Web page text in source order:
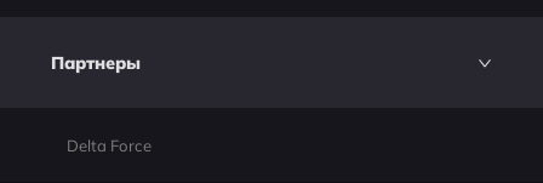
Партнеры
Delta Force